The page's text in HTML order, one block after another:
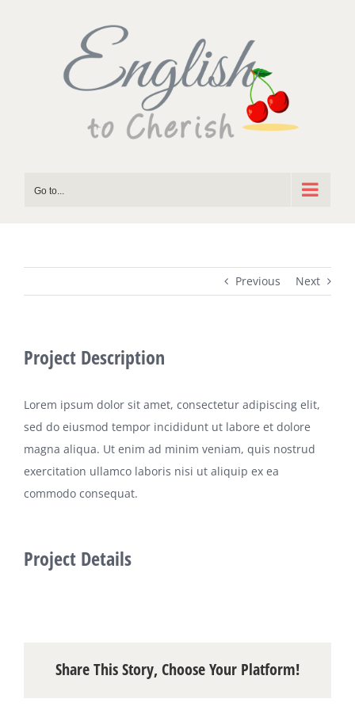
Go to...
Previous Next
Project Description
Lorem ipsum dolor sit amet, consectetur adipiscing elit,
sed do eiusmod tempor incididunt ut labore et dolore
magna aliqua. Ut enim ad minim veniam, quis nostrud
exercitation ullamco laboris nisi ut aliquip ex ea
commodo consequat.
Project Details
Share This Story, Choose Your Platform!